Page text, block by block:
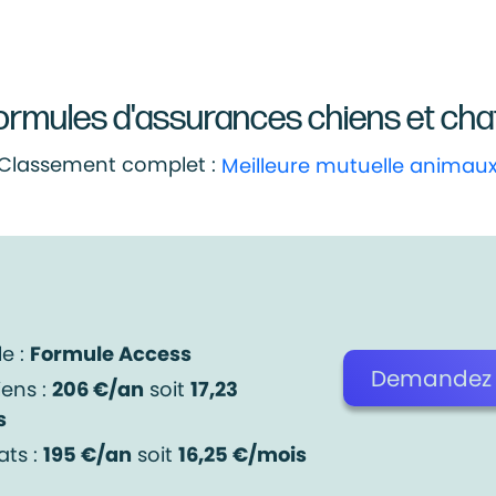
d'assurances chiens et
complet : Meilleure mutuelle
: Formule Access
:206 €/an soit17,23
:195 €/an soit16,25 €/mois